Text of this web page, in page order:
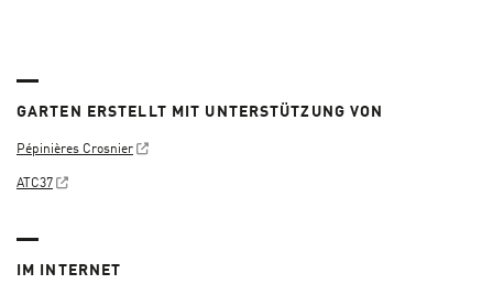
GARTEN ERSTELLT MIT UNTERSTÜTZUNG VON
Pépinières Crosnier
ATC37
IM INTERNET